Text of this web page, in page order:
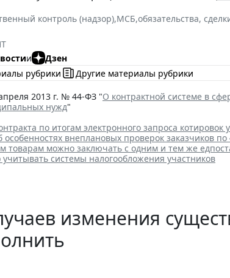
контроль (надзор),МСБ,обязательства,
и
Дзен
рубрики
Другие материалы рубрики
2013 г. № 44-ФЗ "О контрактной системе в
нужд"
по итогам электронного запроса котировок
особенностях внеплановых проверок заказчиков
товарам можно заключать с одним и тем же
системы налогообложения участников
изменения